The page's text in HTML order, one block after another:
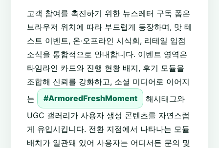
고객 참여를 촉진하기 위한 뉴스레터 구독 폼은
브라우저 위치에 따라 부드럽게 등장하며, 맛 테
스트 이벤트, 온·오프라인 시식회, 리테일 입점
소식을 통합적으로 안내합니다. 이벤트 영역은
타임라인 카드와 진행 현황 배지, 후기 모듈을
조합해 신뢰를 강화하고, 소셜 미디어로 이어지
는
#ArmoredFreshMoment
해시태그와
UGC 갤러리가 사용자 생성 콘텐츠를 자연스럽
게 유입시킵니다. 전환 지점에서 나타나는 모듈
배치가 일관돼 있어 사용자는 어디서든 문의 및